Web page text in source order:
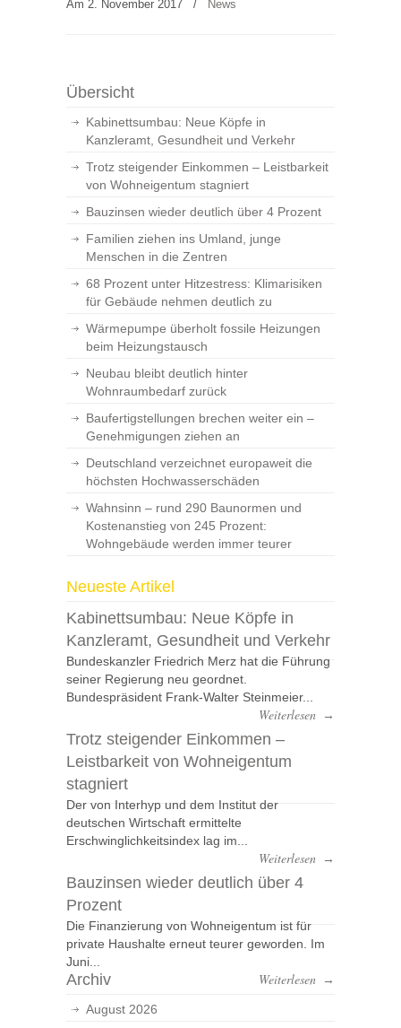
Am 2. November 2017 / News
Übersicht
Kabinettsumbau: Neue Köpfe in
Kanzleramt, Gesundheit und Verkehr
Trotz steigender Einkommen – Leistbarkeit
von Wohneigentum stagniert
Bauzinsen wieder deutlich über 4 Prozent
Familien ziehen ins Umland, junge
Menschen in die Zentren
68 Prozent unter Hitzestress: Klimarisiken
für Gebäude nehmen deutlich zu
Wärmepumpe überholt fossile Heizungen
beim Heizungstausch
Neubau bleibt deutlich hinter
Wohnraumbedarf zurück
Baufertigstellungen brechen weiter ein –
Genehmigungen ziehen an
Deutschland verzeichnet europaweit die
höchsten Hochwasserschäden
Wahnsinn – rund 290 Baunormen und
Kostenanstieg von 245 Prozent:
Wohngebäude werden immer teurer
Neueste Artikel
Kabinettsumbau: Neue Köpfe in
Kanzleramt, Gesundheit und Verkehr
Bundeskanzler Friedrich Merz hat die Führung
seiner Regierung neu geordnet.
Bundespräsident Frank-Walter Steinmeier...
Weiterlesen →
Trotz steigender Einkommen –
Leistbarkeit von Wohneigentum
stagniert
Der von Interhyp und dem Institut der
deutschen Wirtschaft ermittelte
Erschwinglichkeitsindex lag im...
Weiterlesen →
Bauzinsen wieder deutlich über 4
Prozent
Die Finanzierung von Wohneigentum ist für
private Haushalte erneut teurer geworden. Im
Juni...
Weiterlesen →
Archiv
August 2026